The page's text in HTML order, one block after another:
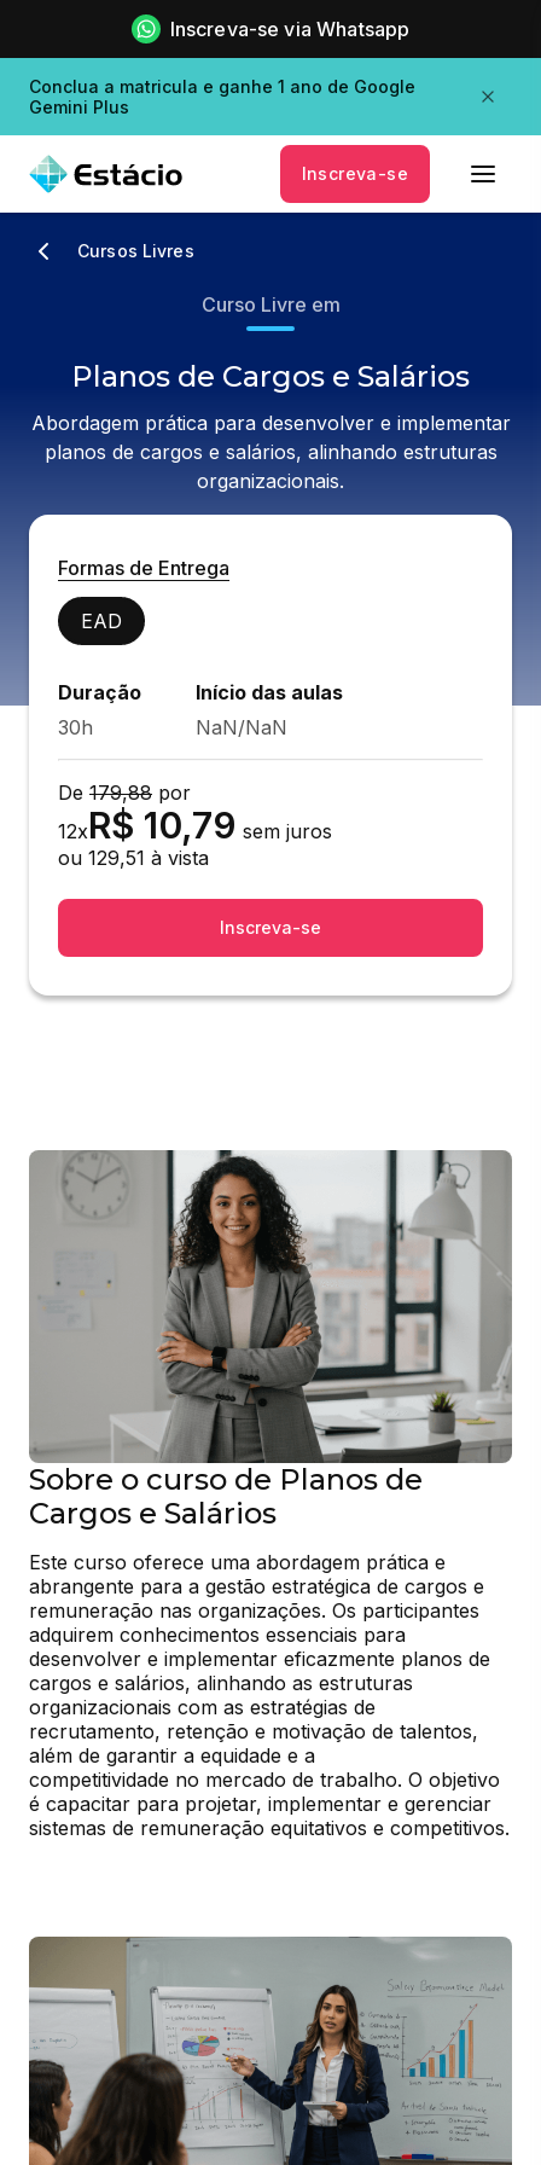
Inscreva-se via Whatsapp
Conclua a matricula e ganhe 1 ano de Google
Gemini Plus
Inscreva-se
Cursos Livres
Curso Livre em
Planos de Cargos e Salários
Abordagem prática para desenvolver e implementar
planos de cargos e salários, alinhando estruturas
organizacionais.
Formas de Entrega
EAD
Duração
30h
Início das aulas
NaN/NaN
De 179,88 por
12xR$ 10,79 sem juros
ou 129,51 à vista
Inscreva-se
Sobre o curso de Planos de
Cargos e Salários
Este curso oferece uma abordagem prática e
abrangente para a gestão estratégica de cargos e
remuneração nas organizações. Os participantes
adquirem conhecimentos essenciais para
desenvolver e implementar eficazmente planos de
cargos e salários, alinhando as estruturas
organizacionais com as estratégias de
recrutamento, retenção e motivação de talentos,
além de garantir a equidade e a
competitividade no mercado de trabalho. O objetivo
é capacitar para projetar, implementar e gerenciar
sistemas de remuneração equitativos e competitivos.